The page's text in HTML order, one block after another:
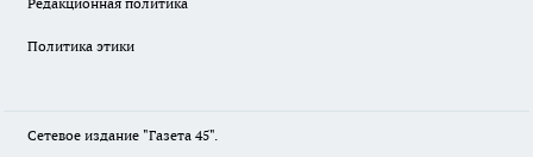
Политика этики
Сетевое издание "Газета 45".